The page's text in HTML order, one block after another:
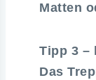
Matten
Tipp 3 –
Das